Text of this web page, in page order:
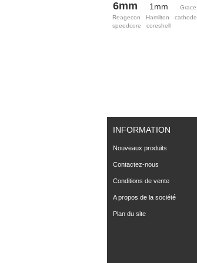
6mm 1mm Grace
Reagecon
Hamilton cathode
speedcore
coreshell
INFORMATION
Nouveaux produits
Contactez-nous
Conditions de vente
A propos de la société
Plan du site